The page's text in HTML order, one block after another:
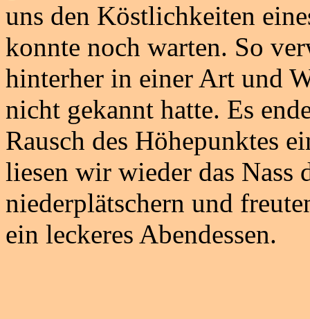
uns den Köstlichkeiten
konnte noch warten. So
hinterher in einer Art und
nicht gekannt hatte. Es
Rausch des Höhepunktes
liesen wir wieder das Nass
niederplätschern und
ein leckeres Abendessen.